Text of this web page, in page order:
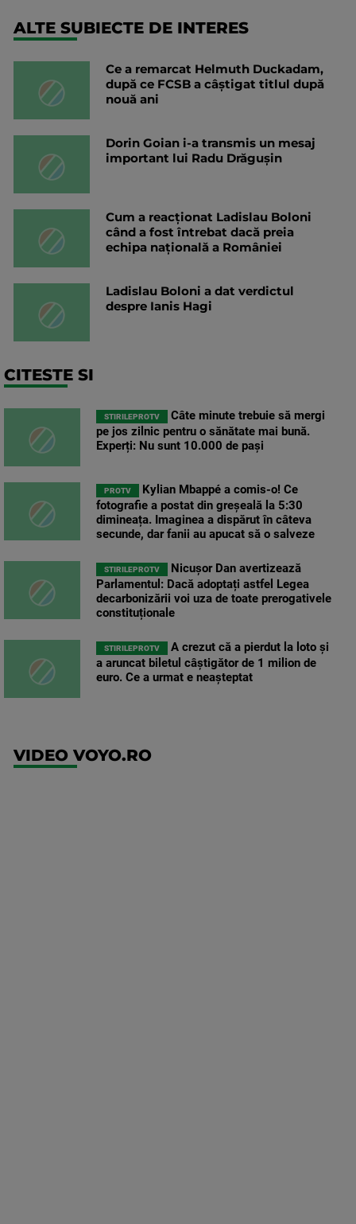
ALTE SUBIECTE DE INTERES
Ce a remarcat Helmuth Duckadam,
după ce FCSB a câștigat titlul după
nouă ani
Dorin Goian i-a transmis un mesaj
important lui Radu Drăgușin
Cum a reacționat Ladislau Boloni
când a fost întrebat dacă preia
echipa națională a României
Ladislau Boloni a dat verdictul
despre Ianis Hagi
CITESTE SI
STIRILEPROTV
Câte minute trebuie să mergi
pe jos zilnic pentru o sănătate mai bună.
Experți: Nu sunt 10.000 de pași
PROTV
Kylian Mbappé a comis-o! Ce
fotografie a postat din greșeală la 5:30
dimineața. Imaginea a dispărut în câteva
secunde, dar fanii au apucat să o salveze
STIRILEPROTV
Nicușor Dan avertizează
Parlamentul: Dacă adoptați astfel Legea
decarbonizării voi uza de toate prerogativele
constituționale
STIRILEPROTV
A crezut că a pierdut la loto și
a aruncat biletul câștigător de 1 milion de
euro. Ce a urmat e neașteptat
VIDEO VOYO.RO